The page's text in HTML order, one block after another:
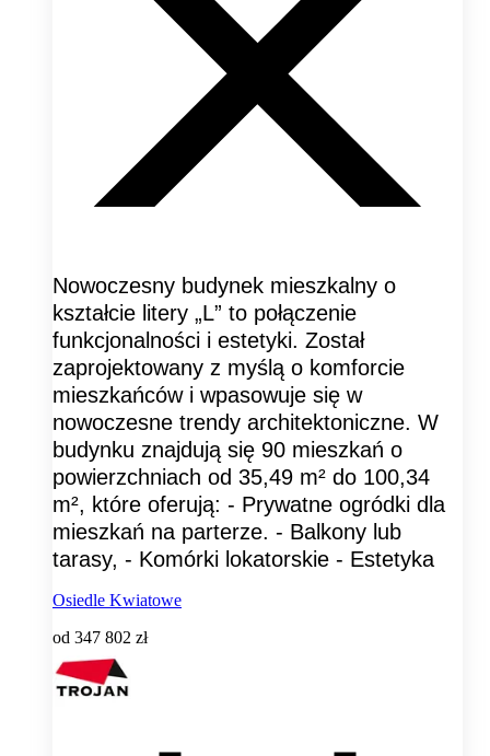
Nowoczesny budynek mieszkalny o
kształcie litery „L” to połączenie
funkcjonalności i estetyki. Został
zaprojektowany z myślą o komforcie
mieszkańców i wpasowuje się w
nowoczesne trendy architektoniczne. W
budynku znajdują się 90 mieszkań o
powierzchniach od 35,49 m² do 100,34
m², które oferują: - Prywatne ogródki dla
mieszkań na parterze. - Balkony lub
tarasy, - Komórki lokatorskie - Estetyka
Osiedle Kwiatowe
od 347 802 zł